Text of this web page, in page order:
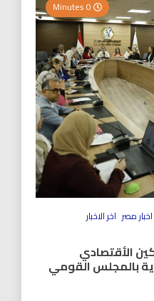
اخبار مصر اخر الاخبار
الأقتصادي
بالمجلس القومي